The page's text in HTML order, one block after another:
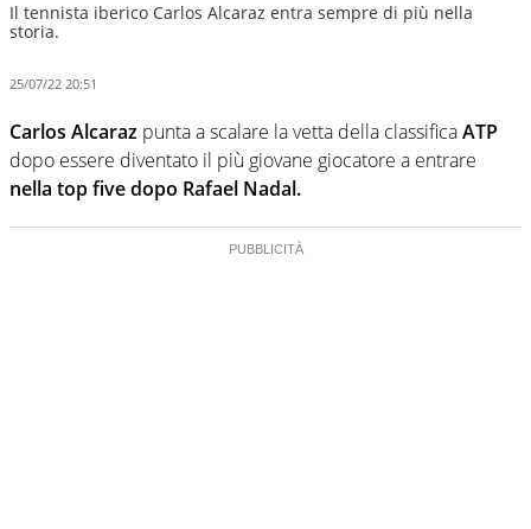
Il tennista iberico Carlos Alcaraz entra sempre di più nella
storia.
25/07/22 20:51
Carlos Alcaraz punta a scalare la vetta della classificaATP
dopo essere diventato il più giovane giocatore a entrare
nella top five dopo Rafael Nadal.